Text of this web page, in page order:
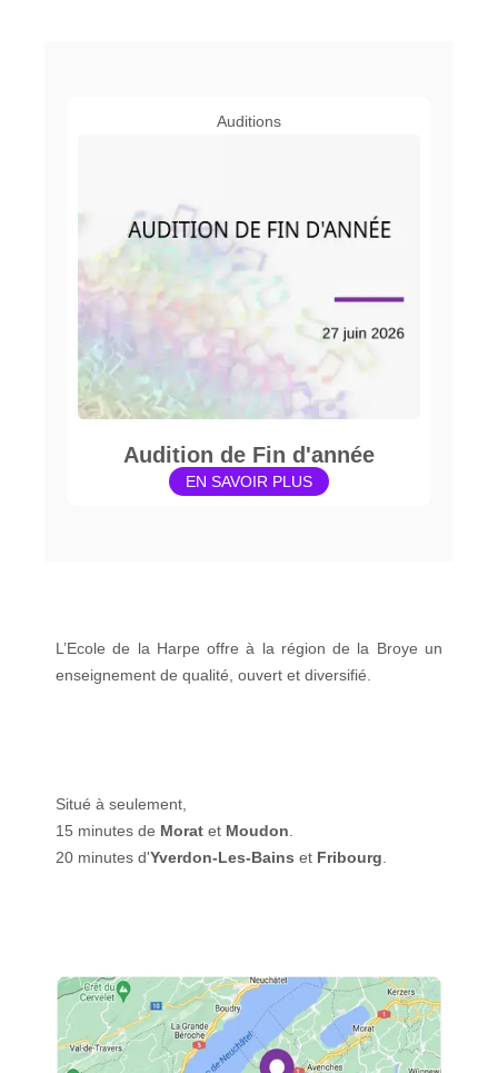
Auditions
Audition de Fin d'année
EN SAVOIR PLUS
L’Ecole de la Harpe offre à la région de la Broye un
enseignement de qualité, ouvert et diversifié.
Situé à seulement,
15 minutes de Morat et Moudon
20 minutes d'Yverdon-Les-Bains et Fribourg